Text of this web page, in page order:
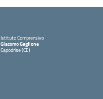
Istituto Comprensivo
Giacomo Gaglione
Capodrise (CE)
— Visita la pagina iniziale della scuola